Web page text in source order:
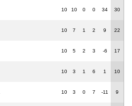
10 10 0 0 34 30
10 7 1 2 9 22
10 5 2 3 -6 17
10 3 1 6 1 10
10 3 0 7 -11 9